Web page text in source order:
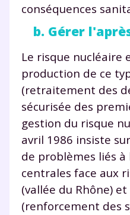
conséquences
b. Gérer
Le risque nucléaire
production de ce
(retraitement des
sécurisée des
gestion du risque
avril 1986 insiste
de problèmes liés à
centrales face aux
(vallée du Rhône)
(renforcement des